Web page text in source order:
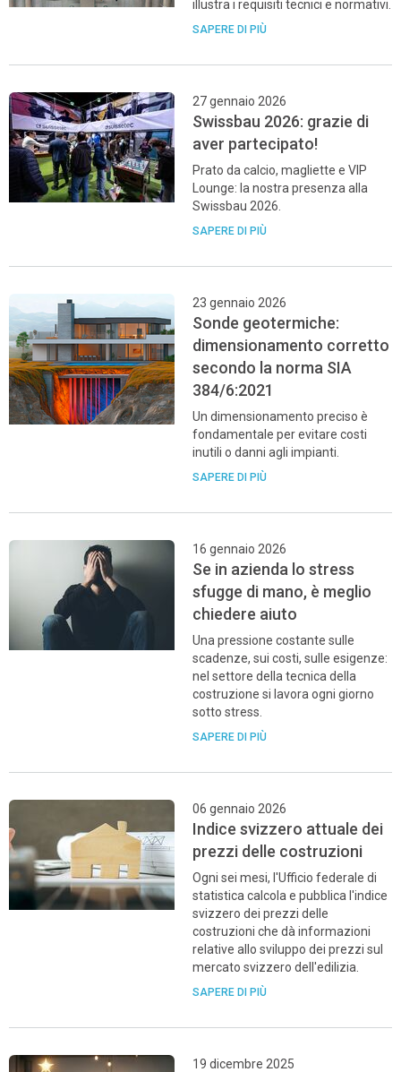
illustra i requisiti tecnici e normativi.
SAPERE DI PIÙ
27 gennaio 2026
Swissbau 2026: grazie di
aver partecipato!
Prato da calcio, magliette e VIP
Lounge: la nostra presenza alla
Swissbau 2026.
SAPERE DI PIÙ
23 gennaio 2026
Sonde geotermiche:
dimensionamento corretto
secondo la norma SIA
384/6:2021
Un dimensionamento preciso è
fondamentale per evitare costi
inutili o danni agli impianti.
SAPERE DI PIÙ
16 gennaio 2026
Se in azienda lo stress
sfugge di mano, è meglio
chiedere aiuto
Una pressione costante sulle
scadenze, sui costi, sulle esigenze:
nel settore della tecnica della
costruzione si lavora ogni giorno
sotto stress.
SAPERE DI PIÙ
06 gennaio 2026
Indice svizzero attuale dei
prezzi delle costruzioni
Ogni sei mesi, l'Ufficio federale di
statistica calcola e pubblica l'indice
svizzero dei prezzi delle
costruzioni che dà informazioni
relative allo sviluppo dei prezzi sul
mercato svizzero dell'edilizia.
SAPERE DI PIÙ
19 dicembre 2025